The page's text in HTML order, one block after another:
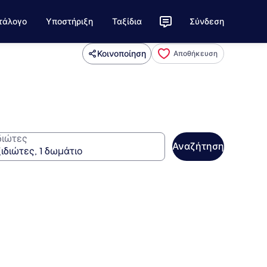
Υποστήριξη Ταξίδια Σύνδεση
Κοινοποίηση Αποθήκευση
Αναζήτηση